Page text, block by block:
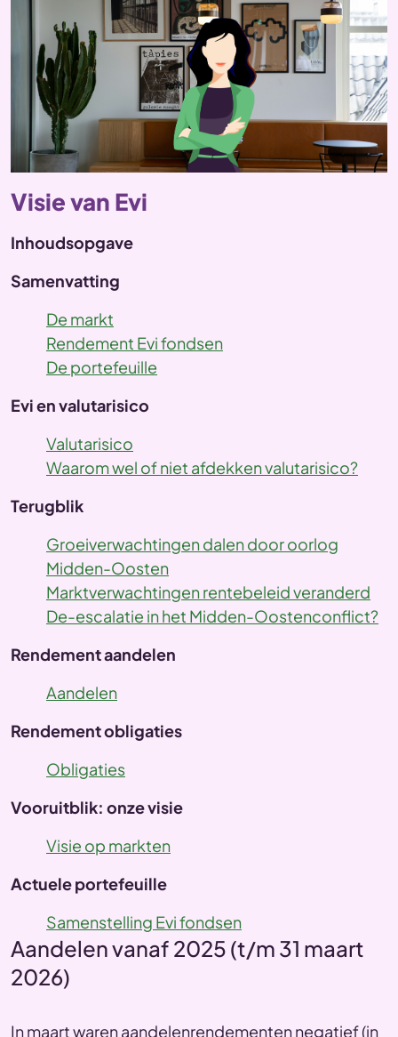
Visie van Evi
Inhoudsopgave
Samenvatting
De markt
Rendement Evi fondsen
De portefeuille
Evi en valutarisico
Valutarisico
Waarom wel of niet afdekken valutarisico?
Terugblik
Groeiverwachtingen dalen door oorlog
Midden-Oosten
Marktverwachtingen rentebeleid veranderd
De-escalatie in het Midden-Oostenconflict?
Rendement aandelen
Aandelen
Rendement obligaties
Obligaties
Vooruitblik: onze visie
Visie op markten
Actuele portefeuille
Samenstelling Evi fondsen
Aandelen vanaf 2025 (t/m 31 maart
2026)
In maart waren aandelenrendementen negatief (in